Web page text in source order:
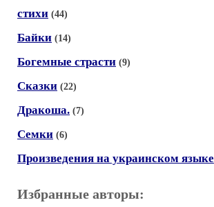
стихи (44)
Байки (14)
Богемные страсти (9)
Сказки (22)
Дракоша. (7)
Семки (6)
Произведения на украинском языке
Избранные авторы: